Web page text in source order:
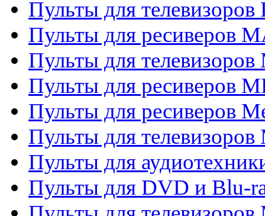
Пульты для телевизоров
Пульты для ресиверов
Пульты для телевизоров
Пульты для ресиверов
Пульты для ресиверов
Пульты для телевизоров
Пульты для
Пульты для DVD и Blu-